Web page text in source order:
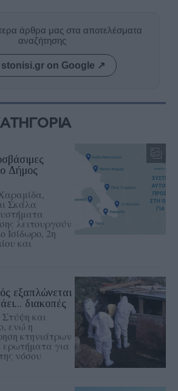
άρθρα μας στα αποτελέσματα
αναζήτησης
on Google ↗
Δήμος
Σκάλα
λειτουργούν
Ισίδωρο, 2η
και
εξαπλώνεται
διακοπές
και
ενώ η
κτηνιάτρων
ερωτήματα για
νόσου